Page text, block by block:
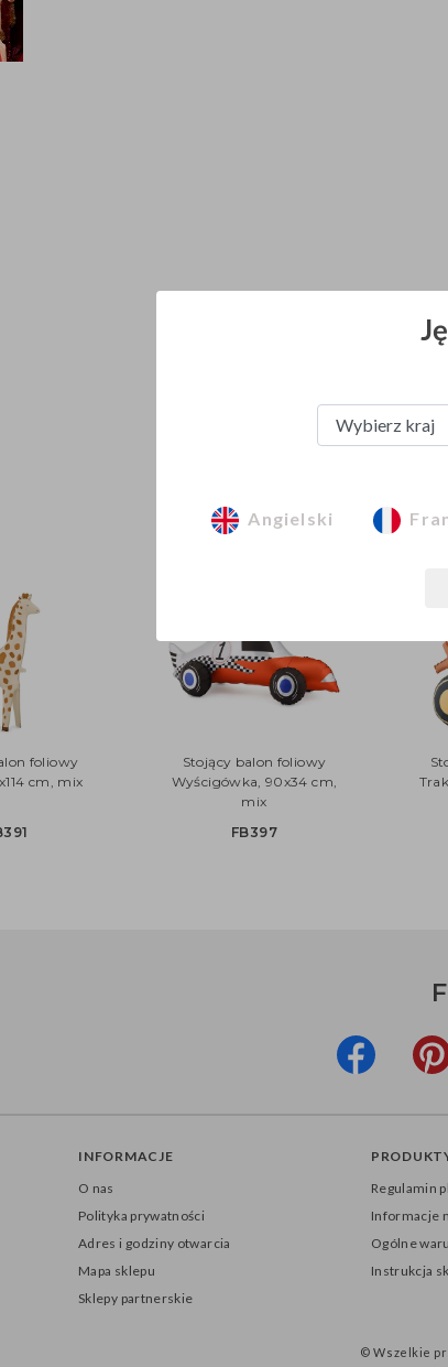
foliowy
cm, mix
Stojący balon foliowy
Wyścigówka, 90x34 cm,
mix
FB397
INFORMACJE
O nas
Polityka prywatności
Adres i godziny otwarcia
Mapa sklepu
Sklepy partnerskie
Regulamin
Informacje
Ogólne
Instrukcja
© Wszelkie
Angielski